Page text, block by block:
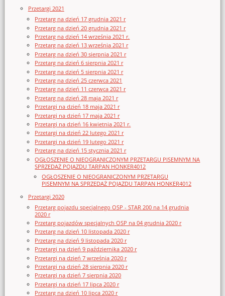
Przetargi 2021
Przetarg na dzień 17 grudnia 2021 r
Przetarg na dzień 20 grudnia 2021 r
Przetarg na dzień 14 września 2021 r.
Przetarg na dzień 13 września 2021 r
Przetarg na dzień 30 sierpnia 2021 r
Przetarg na dzień 6 sierpnia 2021 r
Przetarg na dzień 5 sierpnia 2021 r
Przetarg na dzień 25 czerwca 2021
Przetarg na dzień 11 czerwca 2021 r
Przetarg na dzień 28 maja 2021 r
Przetargi na dzień 18 maja 2021 r
Przetargi na dzień 17 maja 2021 r
Przetargi na dzień 16 kwietnia 2021 r.
Przetargi na dzień 22 lutego 2021 r
Przetargi na dzień 19 lutego 2021 r
Przetarg na dzień 15 stycznia 2021 r
OGŁOSZENIE O NIEOGRANICZONYM PRZETARGU PISEMNYM NA
SPRZEDAŻ POJAZDU TARPAN HONKER4012
OGŁOSZENIE O NIEOGRANICZONYM PRZETARGU
PISEMNYM NA SPRZEDAŻ POJAZDU TARPAN HONKER4012
Przetargi 2020
Przetarg pojazdu specjalnego OSP - STAR 200 na 14 grudnia
2020 r
Przetarg pojazdów specjalnych OSP na 04 grudnia 2020 r
Przetarg na dzień 10 listopada 2020 r
Przetarg na dzień 9 listopada 2020 r
Przetargi na dzień 9 października 2020 r
Przetargi na dzień 7 września 2020 r
Przetargi na dzień 28 sierpnia 2020 r
Przetargi na dzień 7 sierpnia 2020
Przetargi na dzień 17 lipca 2020 r
Przetarg na dzień 10 lipca 2020 r